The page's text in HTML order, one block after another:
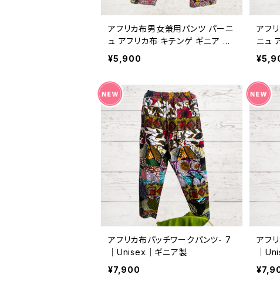
アフリカ布男女兼用パンツ パーニ
ュ アフリカ布 キテンゲ ギニア フ
ェアトレード INUWALIAFRICA
¥5,900
アフ
ニュ アフリ
フェ
アフリカ布パッチワークパンツ- 7
｜Unisex｜ギニア製
¥7,900
アフ
｜